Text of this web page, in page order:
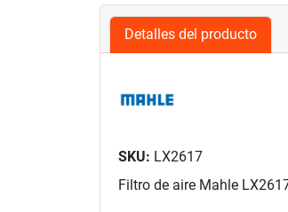
Detalles del producto
SKU: LX2617
Filtro de aire Mahle